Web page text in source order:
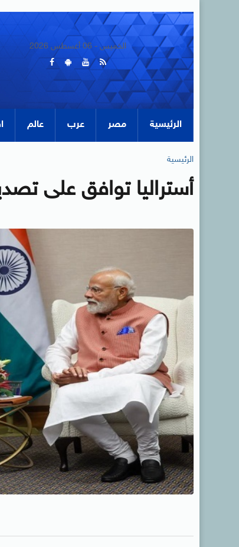
الخميس - 06 أغسطس 2026
الرئيسية مصر عرب عالم
الرئيسية
أستراليا توافق على